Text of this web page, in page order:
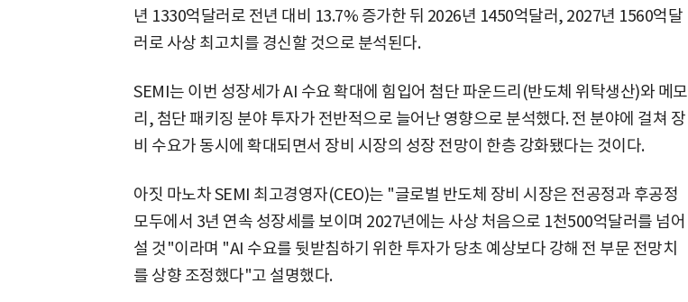
년 1330억달러로 전년 대비 13.7% 증가한 뒤 2026년 1450억달러, 2027년 1560억달
러로 사상 최고치를 경신할 것으로 분석된다.
SEMI는 이번 성장세가 AI 수요 확대에 힘입어 첨단 파운드리(반도체 위탁생산)와 메모
리, 첨단 패키징 분야 투자가 전반적으로 늘어난 영향으로 분석했다. 전 분야에 걸쳐 장
비 수요가 동시에 확대되면서 장비 시장의 성장 전망이 한층 강화됐다는 것이다.
아짓 마노차 SEMI 최고경영자(CEO)는 "글로벌 반도체 장비 시장은 전공정과 후공정
모두에서 3년 연속 성장세를 보이며 2027년에는 사상 처음으로 1천500억달러를 넘어
설 것"이라며 "AI 수요를 뒷받침하기 위한 투자가 당초 예상보다 강해 전 부문 전망치
를 상향 조정했다"고 설명했다.